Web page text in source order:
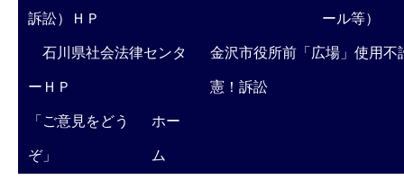
訴訟）ＨＰ ール等）
石川県社会法律センタ
ーＨＰ
金沢市役所前「広場」使用不
憲！訴訟
「ご意見をどう
ぞ」
ホー
ム